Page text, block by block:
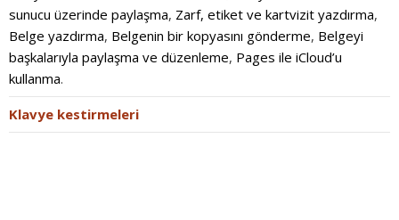
sunucu üzerinde paylaşma, Zarf, etiket ve kartvizit yazdırma,
Belge yazdırma, Belgenin bir kopyasını gönderme, Belgeyi
başkalarıyla paylaşma ve düzenleme, Pages ile iCloud’u
kullanma.
Klavye kestirmeleri